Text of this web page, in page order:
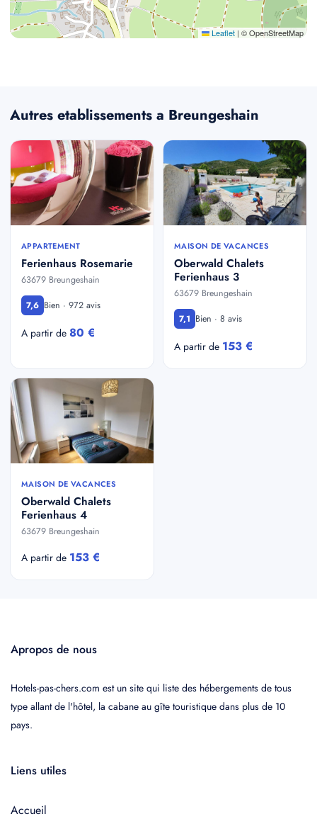
Leaflet | © OpenStreetMap
Autres etablissements a Breungeshain
APPARTEMENT
Ferienhaus Rosemarie
63679 Breungeshain
7,6 Bien · 972 avis
A partir de 80 €
MAISON DE VACANCES
Oberwald Chalets
Ferienhaus 3
63679 Breungeshain
7,1 Bien · 8 avis
A partir de 153 €
MAISON DE VACANCES
Oberwald Chalets
Ferienhaus 4
63679 Breungeshain
A partir de 153 €
Apropos de nous
Hotels-pas-chers.com est un site qui liste des hébergements de tous
type allant de l'hôtel, la cabane au gîte touristique dans plus de 10
pays.
Liens utiles
Accueil